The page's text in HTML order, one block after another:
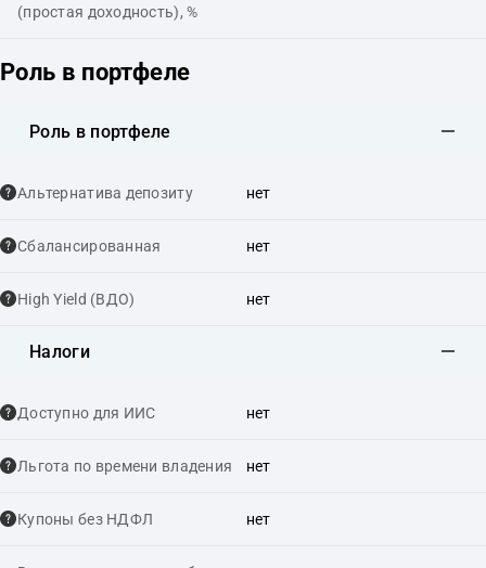
(простая доходность), %
Роль в портфеле
Роль в портфеле
Альтернатива депозиту нет
Сбалансированная нет
High Yield (ВДО) нет
Налоги
Доступно для ИИС нет
Льгота по времени владения нет
Купоны без НДФЛ нет